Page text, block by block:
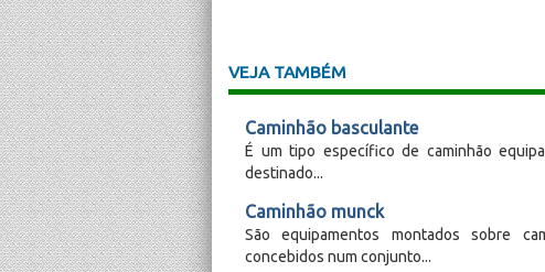
VEJA TAMBÉM
Caminhão basculante
É um tipo específico de caminhão
destinado...
Caminhão munck
São equipamentos montados sobre
concebidos num conjunto...